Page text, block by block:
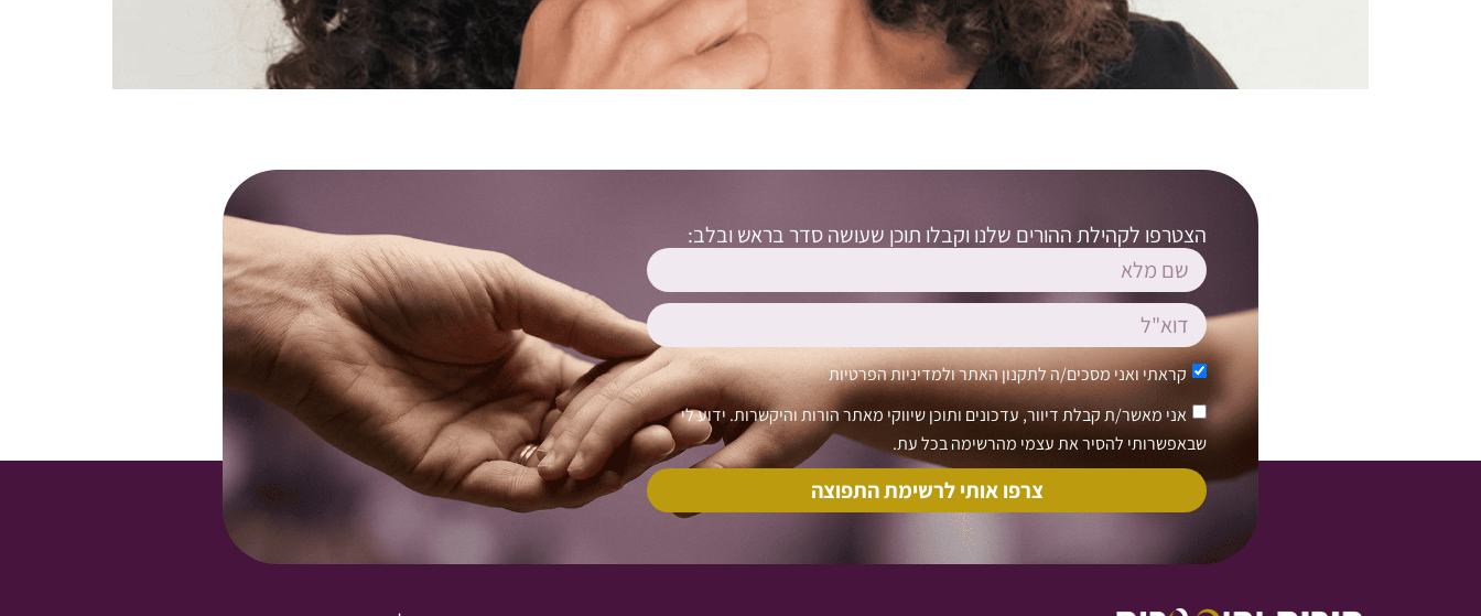
הצטרפו לקהילת ההורים שלנו וקבלו תוכן שעושה סדר בראש ובלב:
קראתי ואני מסכים/ה לתקנון האתרולמדיניות הפרטיות
אני מאשר/ת קבלת דיוור, עדכונים ותוכן שיווקי מאתר הורות והיקשרות. ידוע לי
שבאפשרותי להסיר את עצמי מהרשימה בכל עת.
צרפו אותי לרשימת התפוצה